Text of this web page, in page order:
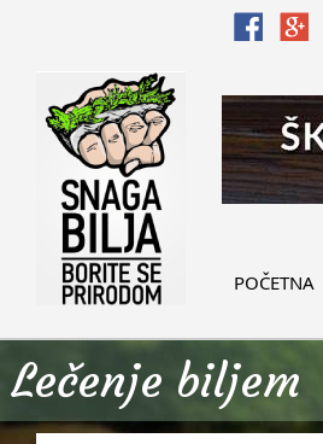
POČETNA
Lečenje biljem